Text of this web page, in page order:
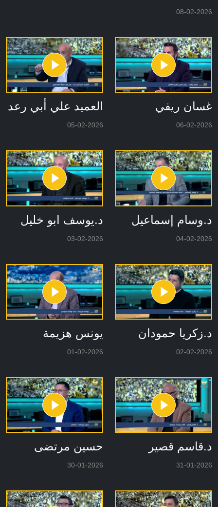
08-02-2026
غسان ريفي
06-02-2026
العميد علي أبي رعد
05-02-2026
د.وسام إسماعيل
04-02-2026
د.يوسف ابو خليل
03-02-2026
د.زكريا حمودان
02-02-2026
يونس هزيمة
01-02-2026
د.قاسم قصير
31-01-2026
حسين مرتضى
30-01-2026